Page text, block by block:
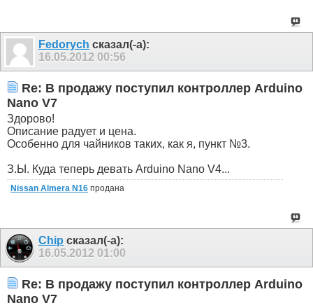
Fedorych сказал(-а):
16.05.2012 00:56
Re: В продажу поступил контроллер Arduino
Nano V7
Здорово!
Описание радует и цена.
Особенно для чайников таких, как я, пункт №3.
З.Ы. Куда теперь девать Arduino Nano V4...
Nissan Almera N16 продана
Chip сказал(-а):
16.05.2012 01:00
Re: В продажу поступил контроллер Arduino
Nano V7